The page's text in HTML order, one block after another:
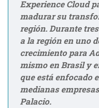
Experience Cloud
madurar su
región. Durante
a la región en uno
crecimiento para
mismo en Brasil y
que está enfocado
medianas
Palacio.